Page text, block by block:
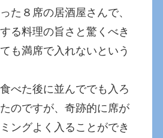
た８席の居酒屋さんで、
る料理の旨さと驚くべき
も満席で入れないという
べた後に並んででも入ろ
のですが、奇跡的に席が
ングよく入ることができ